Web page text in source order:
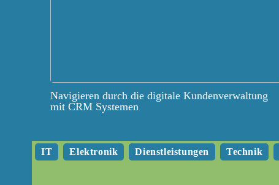
Navigieren durch die digitale Kundenverwaltung
mit CRM Systemen
IT Elektronik Dienstleistungen Technik